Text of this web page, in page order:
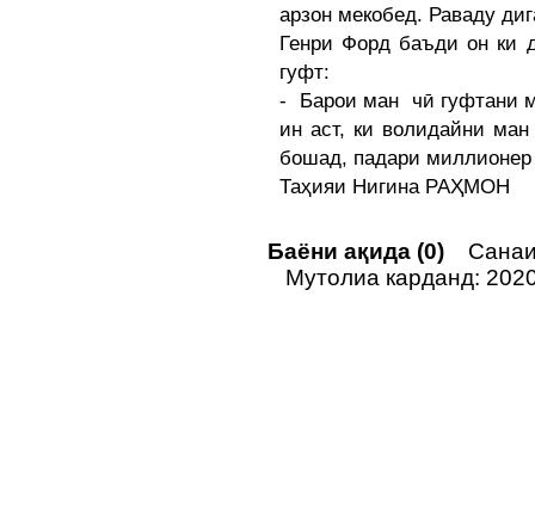
арзон мекобед. Раваду
Генри Форд баъди он ки
гуфт:
- Барои ман чӣ гуфтани
ин аст, ки волидайни
бошад, падари
Таҳияи Нигина РАҲМОН
Баёни ақида (0)
Мутолиа карданд: